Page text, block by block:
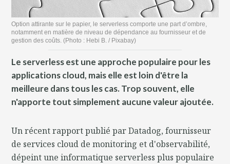
Option attirante sur le papier, le serverless comporte une part d’ombre,
notamment en matière de niveau de dépendance au fournisseur et de
gestion des coûts. (Photo : Hebi B. / Pixabay)
Le serverless est une approche populaire pour les
applications cloud, mais elle est loin d'être la
meilleure dans tous les cas. Trop souvent, elle
n'apporte tout simplement aucune valeur ajoutée.
Un récent rapport publié par Datadog, fournisseur
de services cloud de monitoring et d'observabilité,
dépeint une informatique serverless plus populaire